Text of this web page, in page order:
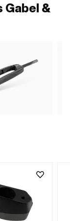
Gabel &